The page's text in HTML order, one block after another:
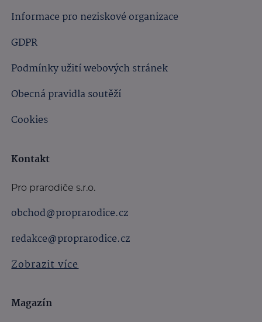
Informace pro neziskové organizace
GDPR
Podmínky užití webových stránek
Obecná pravidla soutěží
Cookies
Kontakt
Pro prarodiče s.r.o.
obchod@proprarodice.cz
redakce@proprarodice.cz
Zobrazit více
Magazín